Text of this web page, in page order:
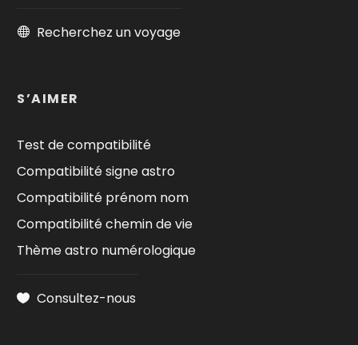
Recherchez un voyage
S’AIMER
Test de compatibilité
Compatibilité signe astro
Compatibilité prénom nom
Compatibilité chemin de vie
Thème astro numérologique
Consultez-nous